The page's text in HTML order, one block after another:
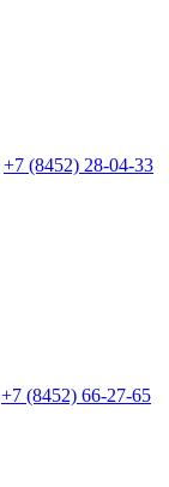
+7 (8452) 28-04-33
+7 (8452) 66-27-65